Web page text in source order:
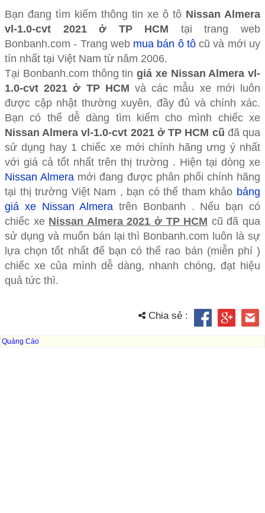
Bạn đang tìm kiếm thông tin xe ô tô Nissan Almera
vl-1.0-cvt 2021 ở TP HCM tại trang web
Bonbanh.com - Trang web mua bán ô tôcũ và mới uy
tín nhất tại Việt Nam từ năm 2006.
Tại Bonbanh.com thông tin giá xe Nissan Almera vl-
1.0-cvt 2021 ở TP HCM và các mẫu xe mới luôn
được cập nhật thường xuyên, đầy đủ và chính xác.
Bạn có thể dễ dàng tìm kiếm cho mình chiếc xe
Nissan Almera vl-1.0-cvt 2021 ở TP HCM cũ đã qua
sử dụng hay 1 chiếc xe mới chính hãng ưng ý nhất
với giá cả tốt nhất trên thị trường . Hiện tại dòng xe
Nissan Almera mới đang được phân phối chính hãng
tại thị trường Việt Nam , bạn có thể tham khảo bảng
giá xe Nissan Almera trên Bonbanh . Nếu bạn có
chiếc xe Nissan Almera 2021 ở TP HCM cũ đã qua
sử dụng và muốn bán lại thì Bonbanh.com luôn là sự
lựa chọn tốt nhất để bạn có thể rao bán (miễn phí )
chiếc xe của mình dễ dàng, nhanh chóng, đạt hiệu
quả tức thì.
Chia sẻ :
Quảng Cáo